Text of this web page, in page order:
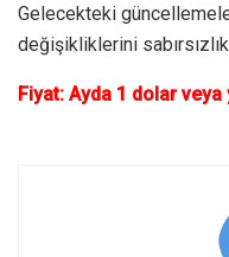
Gelecekteki
değişikliklerini
Fiyat: Ayda 1 dolar veya